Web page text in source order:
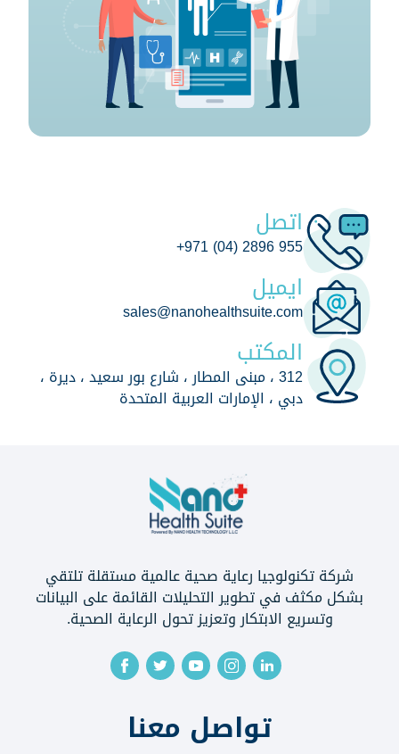
اتصل
+971 (04) 2896 955
ايميل
sales@nanohealthsuite.com
المكتب
312 ، مبنى المطار ، شارع بور سعيد ، ديرة ،
دبي ، الإمارات العربية المتحدة
شركة تكنولوجيا رعاية صحية عالمية مستقلة تلتقي
بشكل مكثف في تطوير التحليلات القائمة على البيانات
وتسريع الابتكار وتعزيز تحول الرعاية الصحية.
تواصل معنا